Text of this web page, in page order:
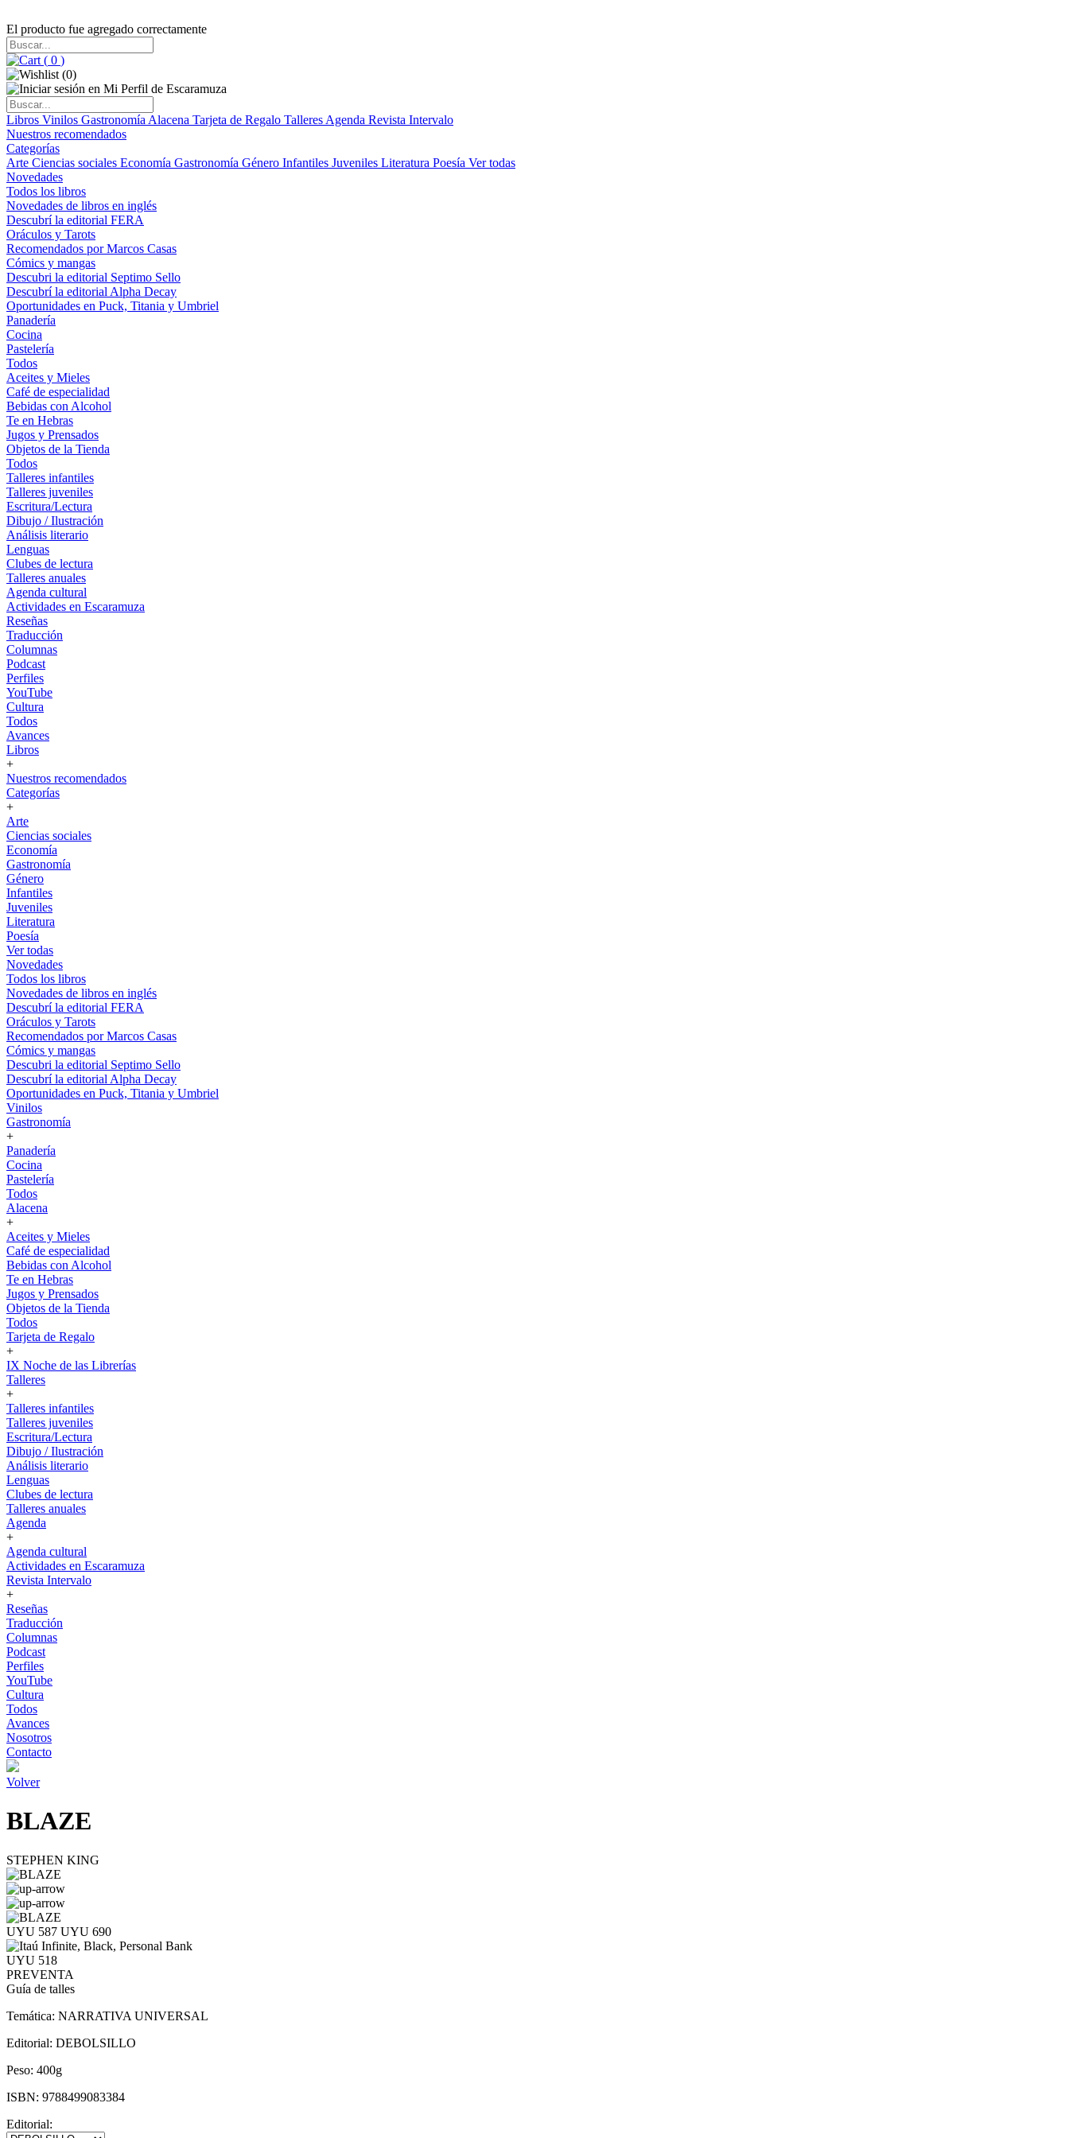
El producto fue agregado correctamente
( 0 )
(0)
Libros Vinilos Gastronomía Alacena Tarjeta de Regalo Talleres Agenda Revista Intervalo
Nuestros recomendados
Categorías
Arte Ciencias sociales Economía Gastronomía Género Infantiles Juveniles Literatura Poesía Ver todas
Novedades
Todos los libros
Novedades de libros en inglés
Descubrí la editorial FERA
Oráculos y Tarots
Recomendados por Marcos Casas
Cómics y mangas
Descubri la editorial Septimo Sello
Descubrí la editorial Alpha Decay
Oportunidades en Puck, Titania y Umbriel
Panadería
Cocina
Pastelería
Todos
Aceites y Mieles
Café de especialidad
Bebidas con Alcohol
Te en Hebras
Jugos y Prensados
Objetos de la Tienda
Todos
Talleres infantiles
Talleres juveniles
Escritura/Lectura
Dibujo / Ilustración
Análisis literario
Lenguas
Clubes de lectura
Talleres anuales
Agenda cultural
Actividades en Escaramuza
Reseñas
Traducción
Columnas
Podcast
Perfiles
YouTube
Cultura
Todos
Avances
Libros
+
Nuestros recomendados
Categorías
+
Arte
Ciencias sociales
Economía
Gastronomía
Género
Infantiles
Juveniles
Literatura
Poesía
Ver todas
Novedades
Todos los libros
Novedades de libros en inglés
Descubrí la editorial FERA
Oráculos y Tarots
Recomendados por Marcos Casas
Cómics y mangas
Descubri la editorial Septimo Sello
Descubrí la editorial Alpha Decay
Oportunidades en Puck, Titania y Umbriel
Vinilos
Gastronomía
+
Panadería
Cocina
Pastelería
Todos
Alacena
+
Aceites y Mieles
Café de especialidad
Bebidas con Alcohol
Te en Hebras
Jugos y Prensados
Objetos de la Tienda
Todos
Tarjeta de Regalo
+
IX Noche de las Librerías
Talleres
+
Talleres infantiles
Talleres juveniles
Escritura/Lectura
Dibujo / Ilustración
Análisis literario
Lenguas
Clubes de lectura
Talleres anuales
Agenda
+
Agenda cultural
Actividades en Escaramuza
Revista Intervalo
+
Reseñas
Traducción
Columnas
Podcast
Perfiles
YouTube
Cultura
Todos
Avances
Nosotros
Contacto
Volver
BLAZE
STEPHEN KING
UYU 587 UYU 690
UYU 518
PREVENTA
Guía de talles
Temática: NARRATIVA UNIVERSAL
Editorial: DEBOLSILLO
Peso: 400g
ISBN: 9788499083384
Editorial: